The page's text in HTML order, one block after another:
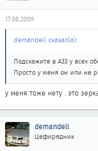
17.08.2009
demandell сказал(а):
Подскажите в А33 у всех
Просто у меня он или не
у меня тоже нету . это
demandell
Цефирядник